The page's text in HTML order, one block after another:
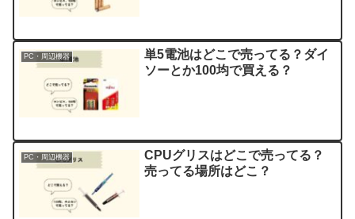
PC・周辺機器
単5電池はどこで売ってる？ダイ
ソーとか100均で買える？
PC・周辺機器
CPUグリスはどこで売ってる？
売ってる場所はどこ？